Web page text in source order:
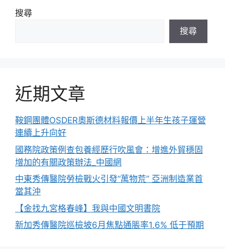
搜尋
搜尋
近期文章
鞍鋼團體OSDER奧斯德材料報價上半年生孩子運營
連續上升向好
國務院政策例查包養經歷行吹風會：增進外貿穩固
增加的有關政策辦法_中國網
中東秀傳醫院勞檢戰火引發“萬物荒” 亞洲制造業首
當其沖
【金找九宮格春峰】我與中國文明書院
新加秀傳醫院巡檢坡6月焦點通脹率1.6% 低于預期